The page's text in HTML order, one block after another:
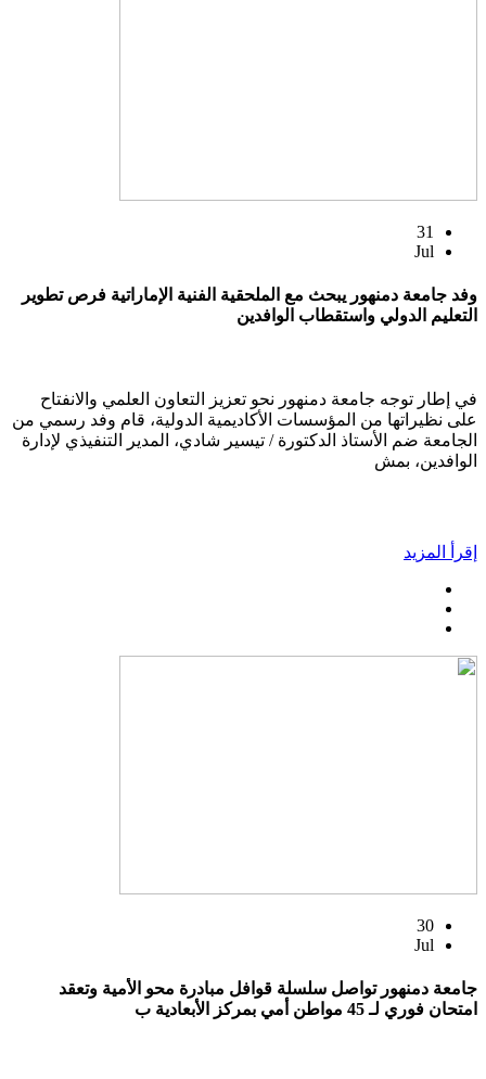
31
Jul
وفد جامعة دمنهور يبحث مع الملحقية الفنية الإماراتية فرص تطوير
التعليم الدولي واستقطاب الوافدين
في إطار توجه جامعة دمنهور نحو تعزيز التعاون العلمي والانفتاح
على نظيراتها من المؤسسات الأكاديمية الدولية، قام وفد رسمي من
الجامعة ضم الأستاذ الدكتورة / تيسير شادي، المدير التنفيذي لإدارة
الوافدين، بمش
إقرأ المزيد
30
Jul
جامعة دمنهور تواصل سلسلة قوافل مبادرة محو الأمية وتعقد
امتحان فوري لـ 45 مواطن أمي بمركز الأبعادية ب